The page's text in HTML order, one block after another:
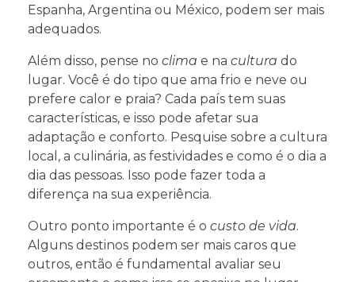
Espanha, Argentina ou México, podem ser mais
adequados.
Além disso, pense no clima e na cultura do
lugar. Você é do tipo que ama frio e neve ou
prefere calor e praia? Cada país tem suas
características, e isso pode afetar sua
adaptação e conforto. Pesquise sobre a cultura
local, a culinária, as festividades e como é o dia a
dia das pessoas. Isso pode fazer toda a
diferença na sua experiência.
Outro ponto importante é o custo de vida.
Alguns destinos podem ser mais caros que
outros, então é fundamental avaliar seu